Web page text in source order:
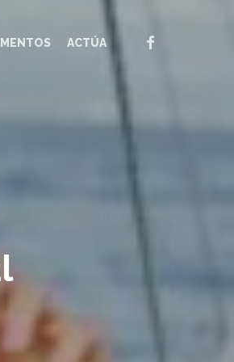
ACTÚA FACEBOOK